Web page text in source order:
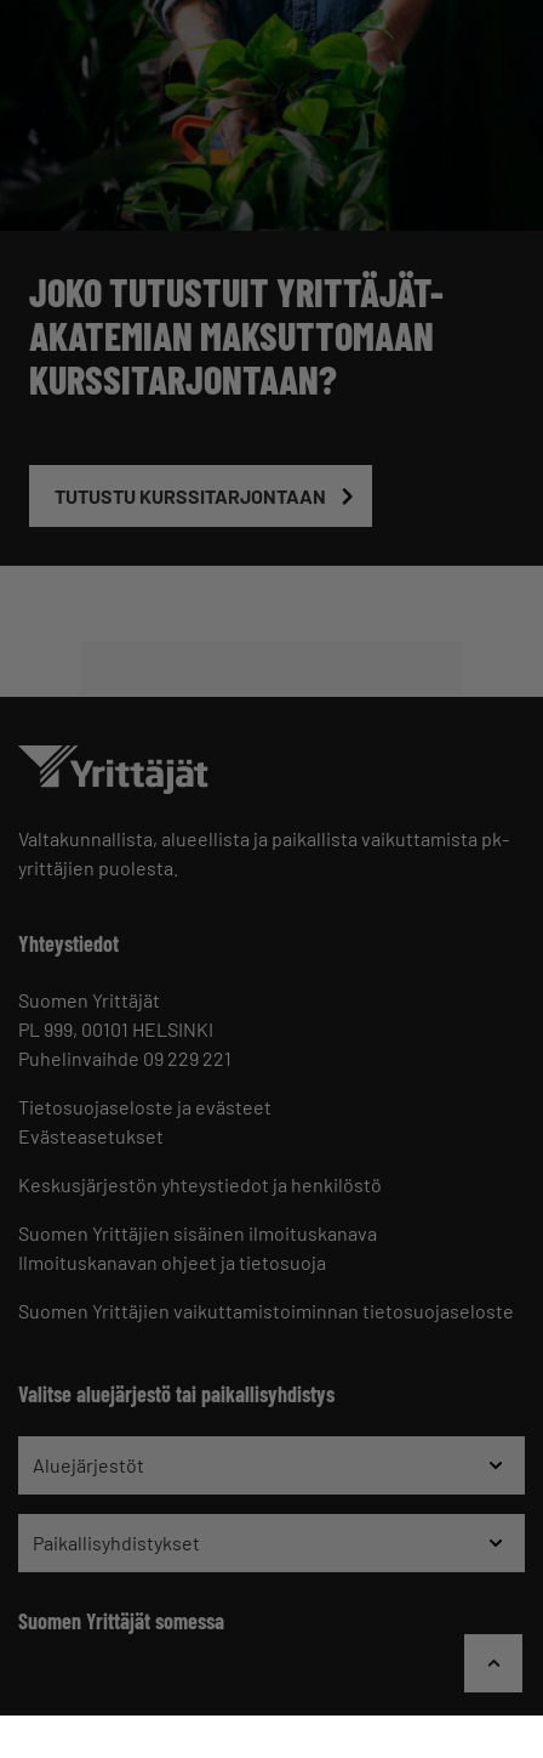
JOKO TUTUSTUIT YRITTÄJÄT-
AKATEMIAN MAKSUTTOMAAN
KURSSITARJONTAAN?
TUTUSTU KURSSITARJONTAAN
Valtakunnallista, alueellista ja paikallista vaikuttamista pk-
yrittäjien puolesta.
Yhteystiedot
Suomen Yrittäjät
PL 999, 00101 HELSINKI
Puhelinvaihde 09 229 221
Tietosuojaseloste ja evästeet
Evästeasetukset
Keskusjärjestön yhteystiedot ja henkilöstö
Suomen Yrittäjien sisäinen ilmoituskanava
Ilmoituskanavan ohjeet ja tietosuoja
Suomen Yrittäjien vaikuttamistoiminnan tietosuojaseloste
Valitse aluejärjestö tai paikallisyhdistys
Aluejärjestöt
Paikallisyhdistykset
Suomen Yrittäjät somessa